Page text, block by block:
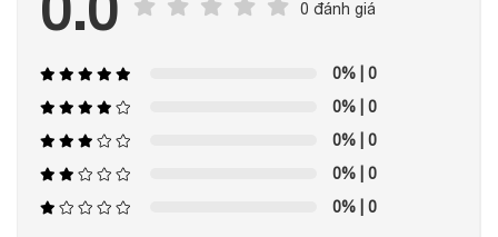
0 đánh giá
0% | 0
0% | 0
0% | 0
0% | 0
0% | 0